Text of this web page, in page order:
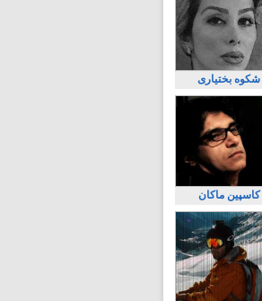
شکوه بختیاری
کاسپین ماکان